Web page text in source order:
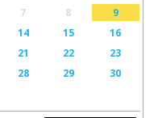
7 8
9
14 15
16
21 22
23
28 29
30